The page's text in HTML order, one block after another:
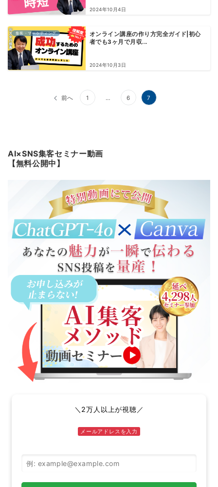
2024年10月4日
集客・マーケティング
オンライン講座の作り方完全ガイド|初心
者でも3ヶ月で月収...
2024年10月3日
ペ
ー
前へ 1 … 6 7
AI×SNS集客セミナー動画
【無料公開中】
＼2万人以上が視聴／
メールアドレスを入力